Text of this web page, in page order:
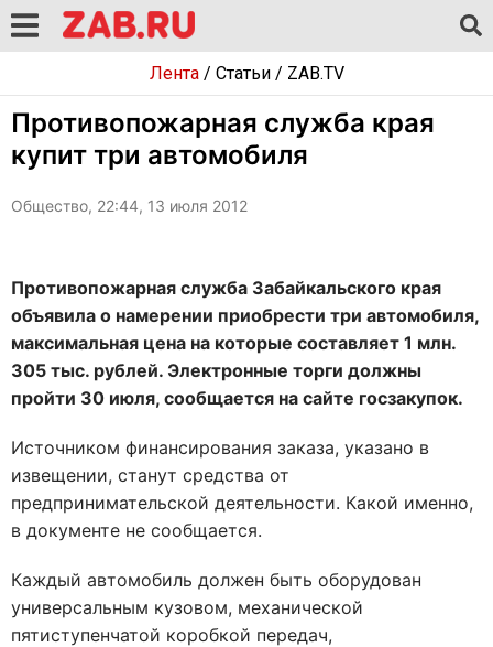
Лента/ Статьи/ ZAB.TV
Противопожарная служба края
купит три автомобиля
Общество, 22:44, 13 июля 2012
Противопожарная служба Забайкальского края
объявила о намерении приобрести три автомобиля,
максимальная цена на которые составляет 1 млн.
305 тыс. рублей. Электронные торги должны
пройти 30 июля, сообщается на сайте госзакупок.
Источником финансирования заказа, указано в
извещении, станут средства от
предпринимательской деятельности. Какой именно,
в документе не сообщается.
Каждый автомобиль должен быть оборудован
универсальным кузовом, механической
пятиступенчатой коробкой передач,